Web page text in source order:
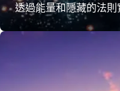
透過能量和隱藏的法